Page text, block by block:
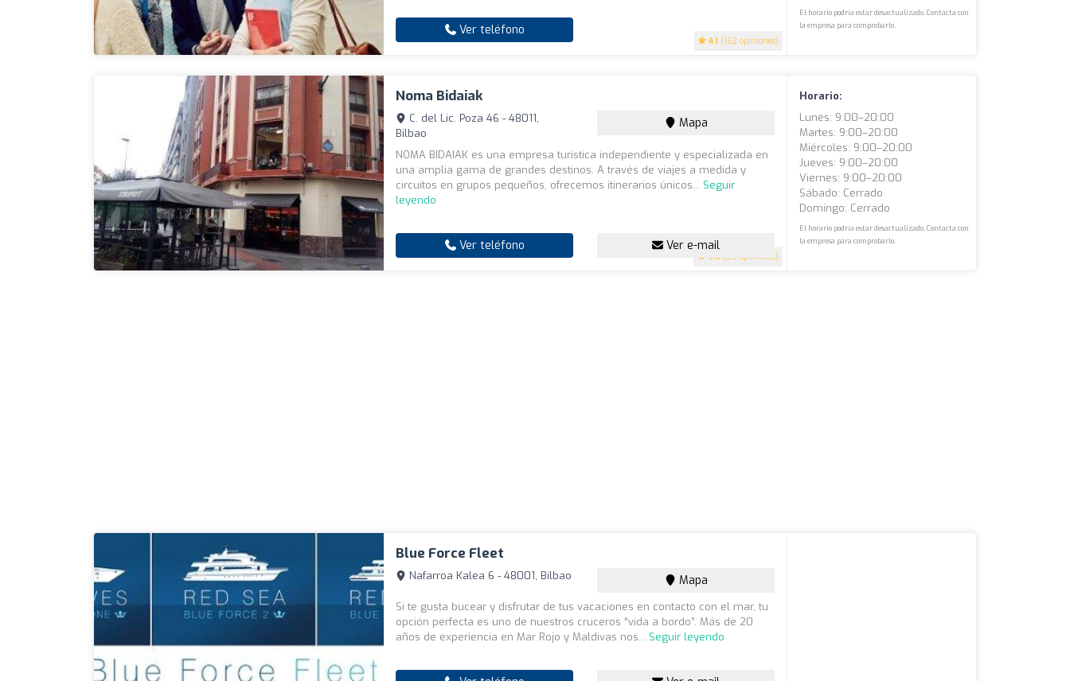
4.1 (162 opiniones)
Ver teléfono
El horario podría estar desactualizado. Contacta con
la empresa para comprobarlo.
Noma Bidaiak
4.9 (55 opiniones)
C. del Lic. Poza 46 - 48011,
Bilbao
Mapa
NOMA BIDAIAK es una empresa turística independiente y especializada en
una amplia gama de grandes destinos. A través de viajes a medida y
circuitos en grupos pequeños, ofrecemos itinerarios únicos... Seguir
leyendo
Ver teléfono Ver e-mail
Horario:
Lunes: 9:00–20:00
Martes: 9:00–20:00
Miércoles: 9:00–20:00
Jueves: 9:00–20:00
Viernes: 9:00–20:00
Sábado: Cerrado
Domingo: Cerrado
El horario podría estar desactualizado. Contacta con
la empresa para comprobarlo.
Blue Force Fleet
Nafarroa Kalea 6 - 48001, Bilbao Mapa
Si te gusta bucear y disfrutar de tus vacaciones en contacto con el mar, tu
opción perfecta es uno de nuestros cruceros “vida a bordo”. Más de 20
años de experiencia en Mar Rojo y Maldivas nos... Seguir leyendo